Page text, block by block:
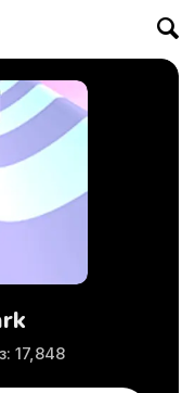
17,848